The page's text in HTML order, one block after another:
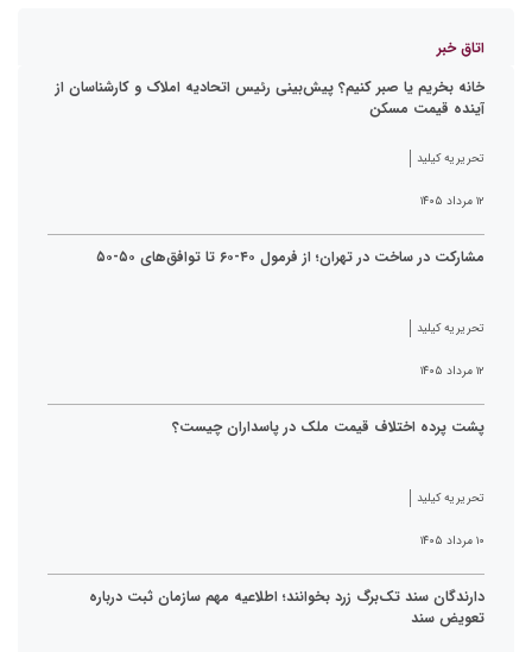
اتاق خبر
خانه بخریم یا صبر کنیم؟ پیش‌بینی رئیس اتحادیه املاک و کارشناسان از
آینده قیمت مسکن
تحریریه کیلید
۱۲ مرداد ۱۴۰۵
مشارکت در ساخت در تهران؛ از فرمول ۴۰-۶۰ تا توافق‌های ۵۰-۵۰
تحریریه کیلید
۱۲ مرداد ۱۴۰۵
پشت پرده اختلاف قیمت ملک در پاسداران چیست؟
تحریریه کیلید
۱۰ مرداد ۱۴۰۵
دارندگان سند تک‌برگ زرد بخوانند؛ اطلاعیه مهم سازمان ثبت درباره
تعویض سند